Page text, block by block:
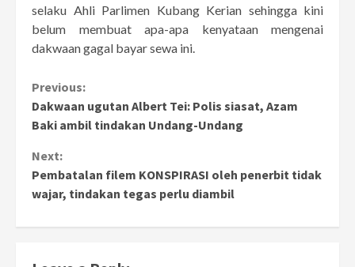
selaku Ahli Parlimen Kubang Kerian sehingga kini
belum membuat apa-apa kenyataan mengenai
dakwaan gagal bayar sewa ini.
Continue
Reading
Previous:
Dakwaan ugutan Albert Tei: Polis siasat, Azam
Baki ambil tindakan Undang-Undang
Next:
Pembatalan filem KONSPIRASI oleh penerbit tidak
wajar, tindakan tegas perlu diambil